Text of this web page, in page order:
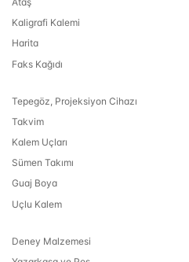
Kaligrafi Kalemi
Harita
Faks Kağıdı
Tepegöz, Projeksiyon Cihazı
Takvim
Kalem Uçları
Sümen Takımı
Guaj Boya
Uçlu Kalem
Deney Malzemesi